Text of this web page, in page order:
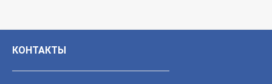
КОНТАКТЫ